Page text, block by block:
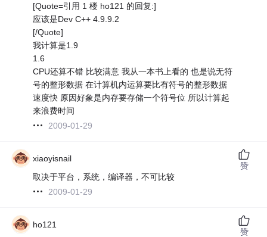
[Quote=引用 1 楼 ho121 的回复:]
应该是Dev C++ 4.9.9.2
[/Quote]
我计算是1.9
1.6
CPU还算不错 比较满意 我从一本书上看的 也是说无符
号的整形数据 在计算机内运算要比有符号的整形数据
速度快 原因好象是内存要存储一个符号位 所以计算起
来浪费时间
2009-01-29
xiaoyisnail
取决于平台，系统，编译器，不可比较
2009-01-29
赞
ho121
赞